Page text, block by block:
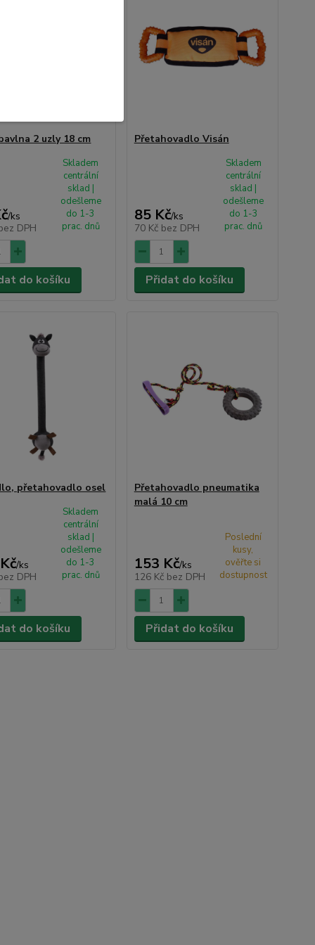
2 uzly 18 cm
/ks
DPH
Skladem
centrální
sklad |
odešleme
do 1-3
prac. dnů
do košíku
Přetahovadlo Visán
85 Kč/ks
70 Kč bez DPH
Skladem
centrální
sklad |
odešleme
do 1-3
prac. dnů
Přidat do košíku
přetahovadlo osel
/ks
DPH
Skladem
centrální
sklad |
odešleme
do 1-3
prac. dnů
do košíku
Přetahovadlo pneumatika
malá 10 cm
153 Kč/ks
126 Kč bez DPH
Poslední
kusy,
ověřte si
dostupnost
Přidat do košíku